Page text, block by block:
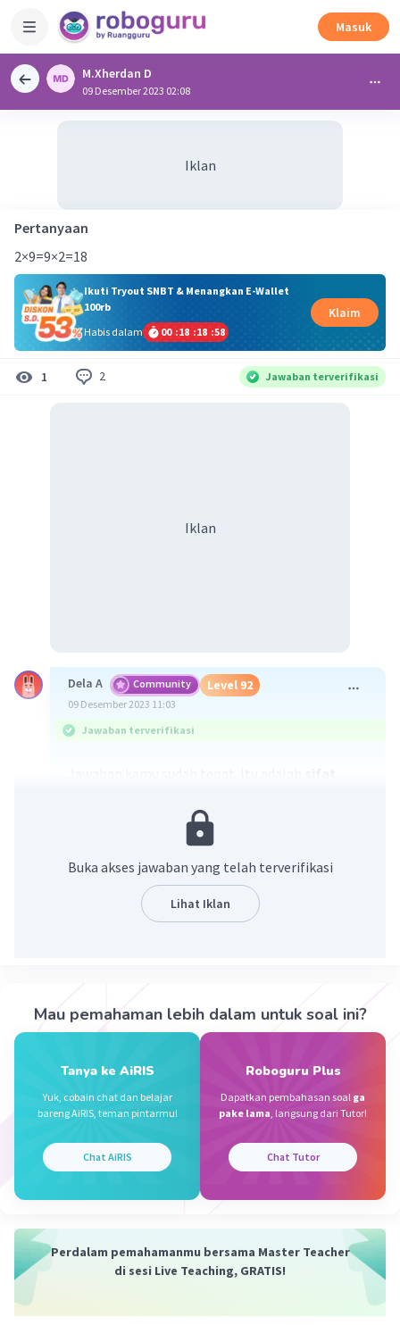
Masuk
M.Xherdan D
09 Desember 2023 02:08
Iklan
Pertanyaan
2×9=9×2=18
Ikuti Tryout SNBT & Menangkan E-Wallet
100rb
Habis dalam
00 :18 :18 :57
Klaim
1 2 Jawaban terverifikasi
Iklan
Dela A Community Level 92
09 Desember 2023 11:03
Jawaban terverifikasi
sifat komuttif perkalian adalah operasi hitung
terhadap dua bilangan yang memenuhi
pertukaran letak antar bilangan sehingga
menghasilkan bilangan yang sama.
5.0(1) Balas
09 Desember 2023 06:47
Beri Rating·5.0(1 Balas
Buka akses jawaban yang telah terverifikasi
Lihat Iklan
Mau pemahaman lebih dalam untuk soal ini?
Tanya ke AiRIS
Yuk, cobain chat dan belajar
bareng AiRIS, teman pintarmu!
Chat AiRIS
Roboguru Plus
Dapatkan pembahasan soal ga
pake lama, langsung dari Tutor!
Chat Tutor
Perdalam pemahamanmu bersama Master Teacher
di sesi Live Teaching, GRATIS!